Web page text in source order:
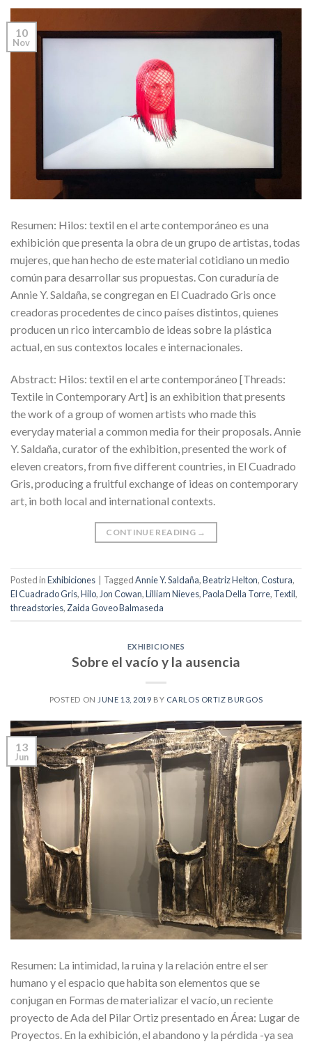
10
Nov
Resumen: Hilos: textil en el arte contemporáneo es una
exhibición que presenta la obra de un grupo de artistas, todas
mujeres, que han hecho de este material cotidiano un medio
común para desarrollar sus propuestas. Con curaduría de
Annie Y. Saldaña, se congregan en El Cuadrado Gris once
creadoras procedentes de cinco países distintos, quienes
producen un rico intercambio de ideas sobre la plástica
actual, en sus contextos locales e internacionales.
Abstract: Hilos: textil en el arte contemporáneo [Threads:
Textile in Contemporary Art] is an exhibition that presents
the work of a group of women artists who made this
everyday material a common media for their proposals. Annie
Y. Saldaña, curator of the exhibition, presented the work of
eleven creators, from five different countries, in El Cuadrado
Gris, producing a fruitful exchange of ideas on contemporary
art, in both local and international contexts.
CONTINUE READING →
Posted inExhibiciones TaggedAnnie Y. Saldaña,Beatriz Helton,Costura,
El Cuadrado Gris,Hilo, Jon Cowan,Lilliam Nieves,Paola Della Torre, Textil,
threadstories, Zaida Goveo Balmaseda
EXHIBICIONES
Sobre el vacío y la ausencia
POSTED ON JUNE 13, 2019 BY CARLOS ORTIZ BURGOS
13
Jun
Resumen: La intimidad, la ruina y la relación entre el ser
humano y el espacio que habita son elementos que se
conjugan en Formas de materializar el vacío, un reciente
proyecto de Ada del Pilar Ortiz presentado en Área: Lugar de
Proyectos. En la exhibición, el abandono y la pérdida -ya sea